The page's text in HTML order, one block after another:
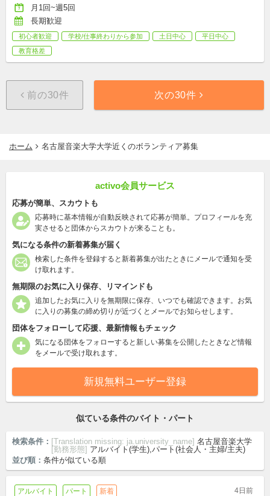
月1回~週5回
長期歓迎
初心者歓迎 学校/仕事終わりから参加 土日中心
平日中心
教育格差
前の30件 次の30件
ホーム 名古屋音楽大学大学近くのボランティア募集
activo会員サービス
応募が簡単、スカウトも
応募時に基本情報が自動反映されて応募が簡単。プロフィールを充
実させると団体からスカウトが来ることも。
気になる条件の新着募集が届く
検索した条件を登録すると新着募集が出たときにメールで通知を受
け取れます。
無期限のお気に入り保存、リマインドも
追加したお気に入りを無期限に保存、いつでも確認できます。お気
に入りの募集の締め切りが近づくとメールでお知らせします。
団体をフォローして応援、最新情報もチェック
気になる団体をフォローすると新しい募集を公開したときなど情報
をメールで受け取れます。
新規無料ユーザー登録
似ている条件のバイト・パート
検索条件： [Translation missing: ja.university_name] 名古屋音楽大学
[勤務形態] アルバイト(学生),パート(社会人・主婦/主夫)
並び順： 条件が似ている順
アルバイト パート 新着 4日前